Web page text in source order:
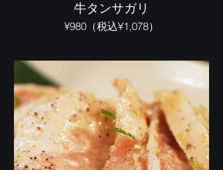
牛タンサガリ
¥980（税込¥1,078）